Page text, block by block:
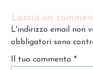
Lascia un
L'indirizzo email non
obbligatori sono
Il tuo commento *